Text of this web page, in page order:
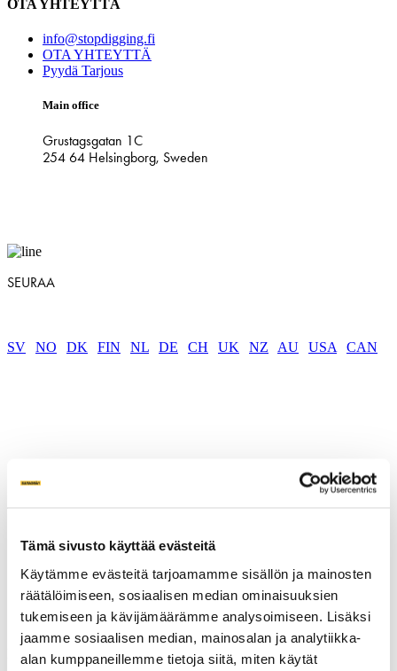
Tämä sivusto käyttää evästeitä
Käytämme evästeitä tarjoamamme sisällön ja mainosten
räätälöimiseen, sosiaalisen median ominaisuuksien
tukemiseen ja kävijämäärämme analysoimiseen. Lisäksi
jaamme sosiaalisen median, mainosalan ja analytiikka-
alan kumppaneillemme tietoja siitä, miten käytät
OTA YHTEYTTÄ
info@stopdigging.fi
OTA YHTEYTTÄ
Pyydä Tarjous
Main office
Grustagsgatan 1C
254 64 Helsingborg, Sweden
SEURAA
SV NO DK FIN NL DE CH UK NZ AU USA CAN
Ground screw price
Our screws
Attachments
Machines
FAQ
Product sheets
Inspiration